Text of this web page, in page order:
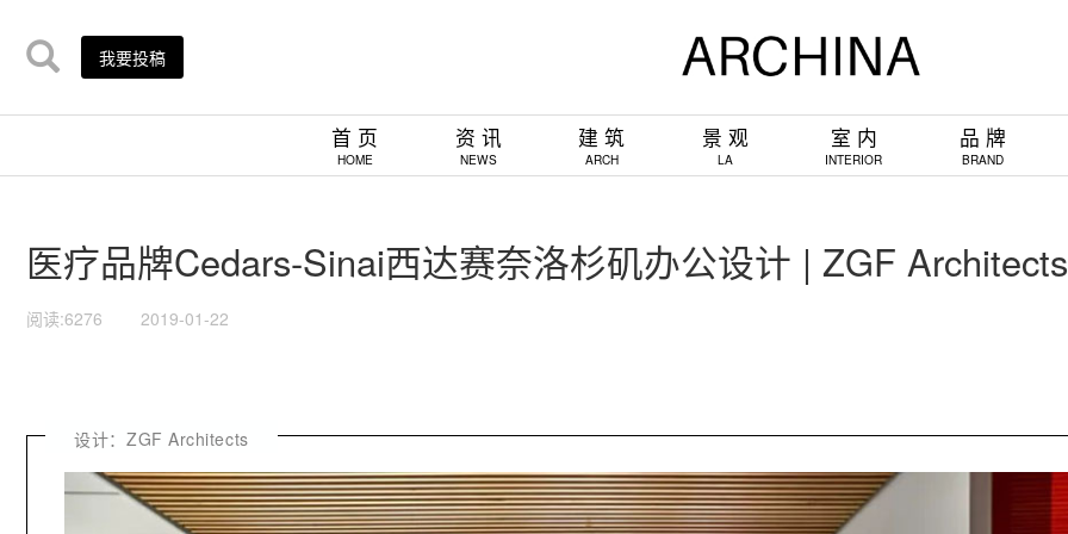
我要投稿
首 页
HOME
资 讯
NEWS
建 筑
ARCH
景 观
LA
室 内
INTERIOR
品 牌
BRAND
医疗品牌Cedars-Sinai西达赛奈洛杉矶办公设计 | ZGF Architects
阅读:6276 2019-01-22
设计：ZGF Architects